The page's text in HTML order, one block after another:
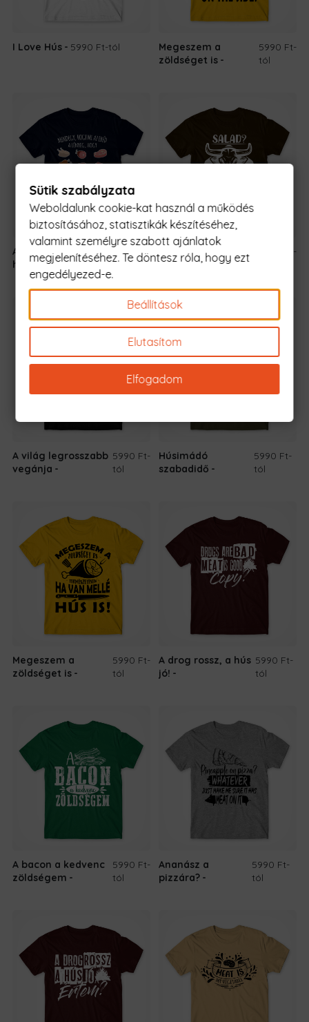
I Love Hús 5990 Ft-tól
Megeszem a
zöldséget is
5990 Ft-
tól
A lényeg az, hogy
hús legyen!
5990 Ft-
tól
Saláta? Az ebédem
pont azt eszi!
-
A világ legrosszabb
vegánja
5990 Ft-
tól
Húsimádó
szabadidő
5990 Ft-
tól
Megeszem a
zöldséget is
5990 Ft-
tól
A drog rossz, a hús
jó!
5990 Ft-
tól
A bacon a kedvenc
zöldségem
5990 Ft-
tól
Ananász a
pizzára?
5990 Ft-
tól
Sütik szabályzata
Weboldalunk cookie-kat használ a működés
biztosításához, statisztikák készítéséhez,
valamint személyre szabott ajánlatok
megjelenítéséhez. Te döntesz róla, hogy ezt
engedélyezed-e.
Beállítások
Elutasítom
Elfogadom